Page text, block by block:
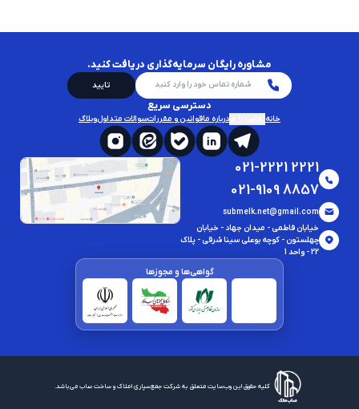
مشاوره رایگان سرمایه‌گذاری دریافت کنید.
تایید
دسترسی سریع
خانه درباره ماقوانین و مقرراتسوالات متداولوبلاگ
021-2221 2221
021-9109 8857
submelk.net@gmail.com
خیابان فاطمی - میدان جهاد - خیابان
چهلستون - کوچه بوعلی سینا شرقی - پلاک
22 - واحد 1
گواهی‌ها و مجوز‌ها
کلیه حقوق این وب‌سایت متعلق به شرکت جمع‌سپاری املاک و ساخت صاب می‌باشد.